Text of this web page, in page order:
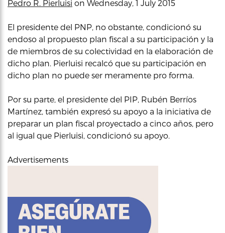
Pedro R. Pierluisi on Wednesday, 1 July 2015
El presidente del PNP, no obstante, condicionó su
endoso al propuesto plan fiscal a su participación y la
de miembros de su colectividad en la elaboración de
dicho plan. Pierluisi recalcó que su participación en
dicho plan no puede ser meramente pro forma.
Por su parte, el presidente del PIP, Rubén Berríos
Martínez, también expresó su apoyo a la iniciativa de
preparar un plan fiscal proyectado a cinco años, pero
al igual que Pierluisi, condicionó su apoyo.
Advertisements